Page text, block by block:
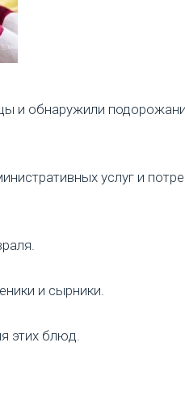
и обнаружили
услуг и
и сырники.
этих блюд.